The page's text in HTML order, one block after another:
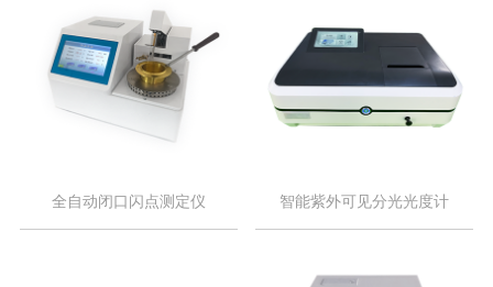
全自动闭口闪点测定仪 智能紫外可见分光光度计